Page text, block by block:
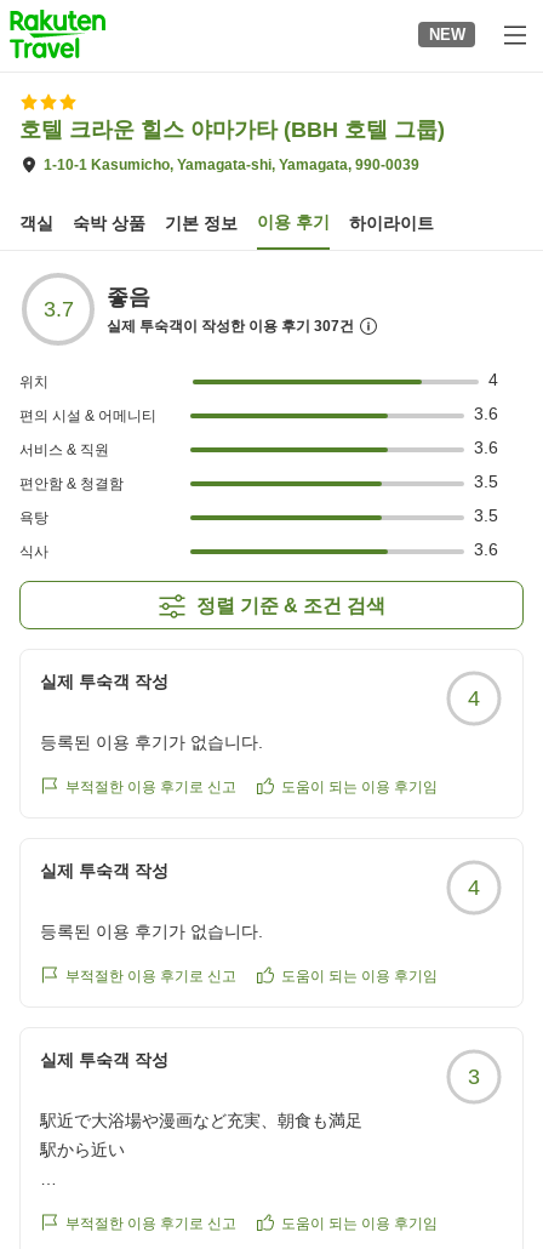
to
top
page
NEW
호텔 크라운 힐스 야마가타 (BBH 호텔 그룹)
1-10-1 Kasumicho, Yamagata-shi, Yamagata, 990-0039
객실 숙박 상품 기본 정보 이용 후기 하이라이트
3.7 좋음
실제 투숙객이 작성한 이용 후기 307건
위치 4
편의 시설 & 어메니티 3.6
서비스 & 직원 3.6
편안함 & 청결함 3.5
욕탕 3.5
식사 3.6
정렬 기준 & 조건 검색
실제 투숙객 작성
4
등록된 이용 후기가 없습니다.
부적절한 이용 후기로 신고 도움이 되는 이용 후기임
실제 투숙객 작성
4
등록된 이용 후기가 없습니다.
부적절한 이용 후기로 신고 도움이 되는 이용 후기임
실제 투숙객 작성
3
駅近で大浴場や漫画など充実、朝食も満足
駅から近い
※エレベーター降りて
부적절한 이용 후기로 신고 도움이 되는 이용 후기임